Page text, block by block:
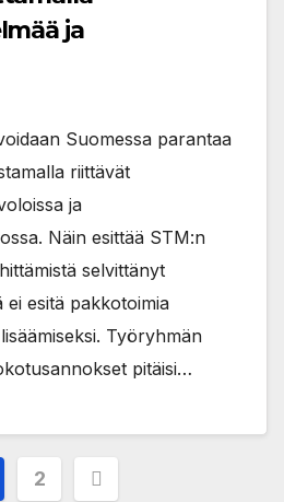
ja
Suomessa parantaa
riittävät
ja
Näin esittää STM:n
selvittänyt
esitä pakkotoimia
Työryhmän
pitäisi…
2